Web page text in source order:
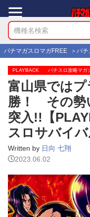
パチマガスロマガFREE パチ
PLAYBACK パチスロ攻略マガ
富山県では
勝！ その勢
突入!!【
スロサバイバ
Written by 日向 七翔
2023.06.02